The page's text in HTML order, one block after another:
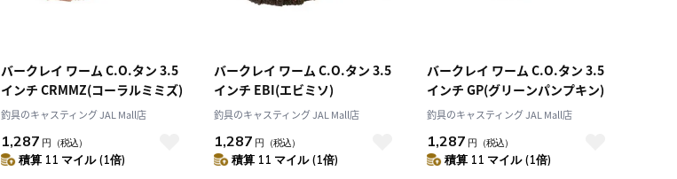
12 13 14 15 16
17
20
26 27 28 29 30 31
バークレイ ワーム C.O.タン 3.5
インチ CRMMZ(コーラルミミズ)
釣具のキャスティング JAL Mall店
1,287 円 （税込）
積算 11 マイル (1倍)
バークレイ ワーム C.O.タン 3.5
インチ EBI(エビミソ)
釣具のキャスティング JAL Mall店
1,287 円 （税込）
積算 11 マイル (1倍)
バークレイ ワーム C.O.タン 3.5
インチ GP(グリーンパンプキン)
釣具のキャスティング JAL Mall店
1,287 円 （税込）
積算 11 マイル (1倍)